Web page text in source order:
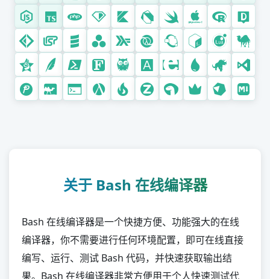
R
D
F#
Lisp
Scala
Julia
脚本语言
Lua
Perl
Groovy
Tcl
关于 Bash 在线编译器
Bash 在线编译器是一个快捷方便、功能强大的在线
编译器，你不需要进行任何环境配置，即可在线直接
编写、运行、测试 Bash 代码，并快速获取输出结
果。Bash 在线编译器非常方便用于个人快速测试代